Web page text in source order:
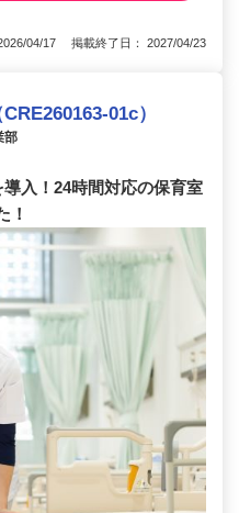
04/17 掲載終了日： 2027/04/23
01c）
部
導入！24時間対応の保育室
！